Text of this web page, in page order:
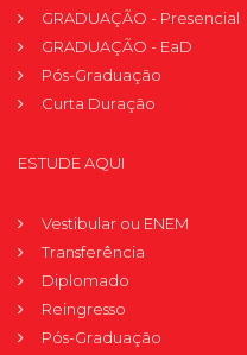
GRADUAÇÃO - Presencial
GRADUAÇÃO - EaD
Pós-Graduação
Curta Duração
ESTUDE AQUI
Vestibular ou ENEM
Transferência
Diplomado
Reingresso
Pós-Graduação